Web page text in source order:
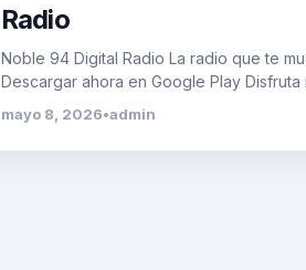
Radio
Noble 94 Digital Radio La radio que te
Descargar ahora en Google Play
mayo 8, 2026•admin